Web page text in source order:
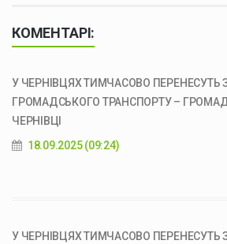
КОМЕНТАРІ:
У ЧЕРНІВЦЯХ ТИМЧАСОВО ПЕРЕНЕСУТЬ
ГРОМАДСЬКОГО ТРАНСПОРТУ –
ЧЕРНІВЦІ
18.09.2025 (09:24)
У ЧЕРНІВЦЯХ ТИМЧАСОВО ПЕРЕНЕСУТЬ